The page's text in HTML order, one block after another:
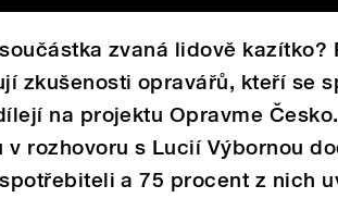
zvaná lidově kazítko?
zkušenosti opravářů, kteří se
na projektu Opravme
v rozhovoru s Lucií Výbornou
a 75 procent z nich